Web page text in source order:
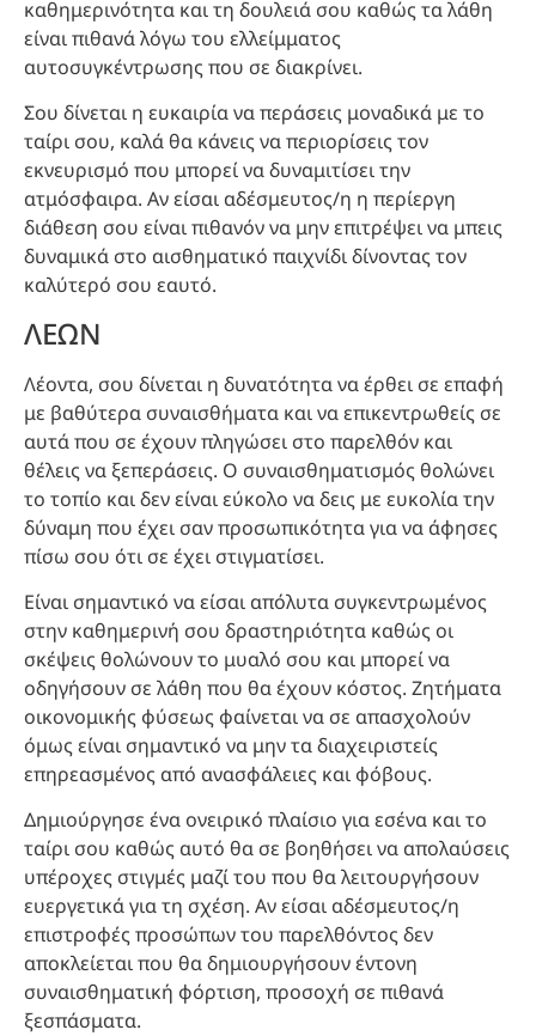
καθημερινότητα και τη δουλειά σου καθώς τα λάθη
είναι πιθανά λόγω του ελλείμματος
αυτοσυγκέντρωσης που σε διακρίνει.
Σου δίνεται η ευκαιρία να περάσεις μοναδικά με το
ταίρι σου, καλά θα κάνεις να περιορίσεις τον
εκνευρισμό που μπορεί να δυναμιτίσει την
ατμόσφαιρα. Αν είσαι αδέσμευτος/η η περίεργη
διάθεση σου είναι πιθανόν να μην επιτρέψει να μπεις
δυναμικά στο αισθηματικό παιχνίδι δίνοντας τον
καλύτερό σου εαυτό.
ΛΕΩΝ
Λέοντα, σου δίνεται η δυνατότητα να έρθει σε επαφή
με βαθύτερα συναισθήματα και να επικεντρωθείς σε
αυτά που σε έχουν πληγώσει στο παρελθόν και
θέλεις να ξεπεράσεις. Ο συναισθηματισμός θολώνει
το τοπίο και δεν είναι εύκολο να δεις με ευκολία την
δύναμη που έχει σαν προσωπικότητα για να άφησες
πίσω σου ότι σε έχει στιγματίσει.
Είναι σημαντικό να είσαι απόλυτα συγκεντρωμένος
στην καθημερινή σου δραστηριότητα καθώς οι
σκέψεις θολώνουν το μυαλό σου και μπορεί να
οδηγήσουν σε λάθη που θα έχουν κόστος. Ζητήματα
οικονομικής φύσεως φαίνεται να σε απασχολούν
όμως είναι σημαντικό να μην τα διαχειριστείς
επηρεασμένος από ανασφάλειες και φόβους.
Δημιούργησε ένα ονειρικό πλαίσιο για εσένα και το
ταίρι σου καθώς αυτό θα σε βοηθήσει να απολαύσεις
υπέροχες στιγμές μαζί του που θα λειτουργήσουν
ευεργετικά για τη σχέση. Αν είσαι αδέσμευτος/η
επιστροφές προσώπων του παρελθόντος δεν
αποκλείεται που θα δημιουργήσουν έντονη
συναισθηματική φόρτιση, προσοχή σε πιθανά
ξεσπάσματα.